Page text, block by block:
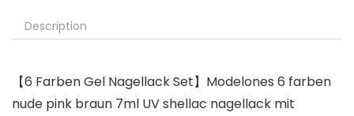
Description
【6 Farben Gel Nagellack Set】Modelones 6 farben
nude pink braun 7ml UV shellac nagellack mit